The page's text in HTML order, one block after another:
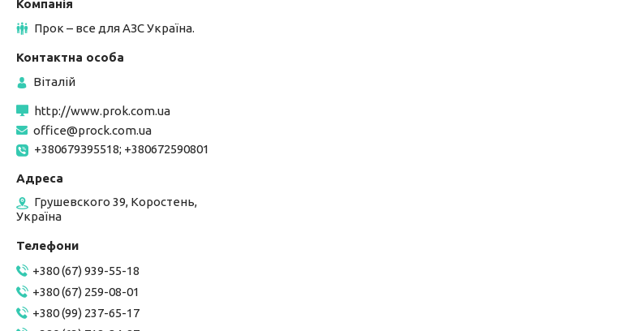
Прок – все для АЗС Україна.
Віталій
http://www.prok.com.ua
office@prock.com.ua
+380679З95518; +380672590801
Грушевского 39, Коростень,
Україна
+380 (67) 939-55-18
+380 (67) 259-08-01
+380 (99) 237-65-17